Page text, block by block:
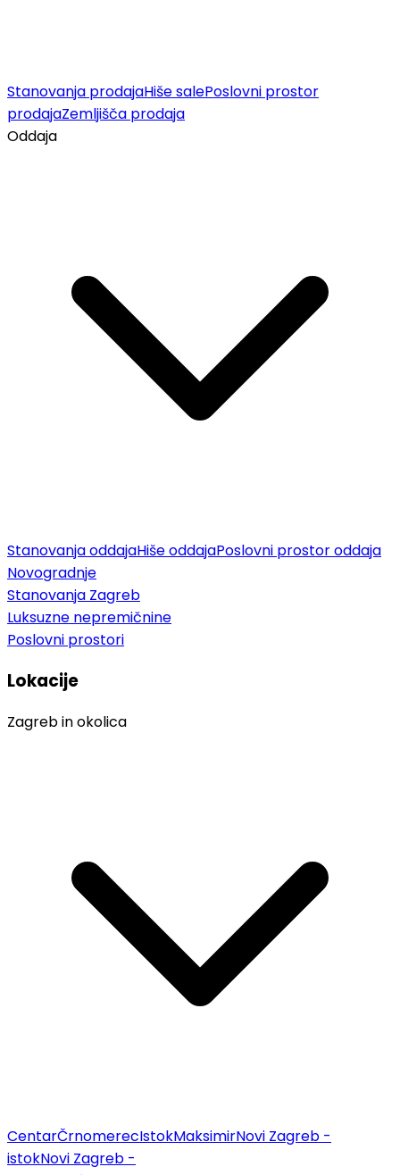
Stanovanja prodajaHiše salePoslovni prostor
prodajaZemljišča prodaja
Oddaja
Stanovanja oddajaHiše oddajaPoslovni prostor oddaja
Novogradnje
Stanovanja Zagreb
Luksuzne nepremičnine
Poslovni prostori
Lokacije
Zagreb in okolica
CentarČrnomerecIstokMaksimirNovi Zagreb -
istokNovi Zagreb -